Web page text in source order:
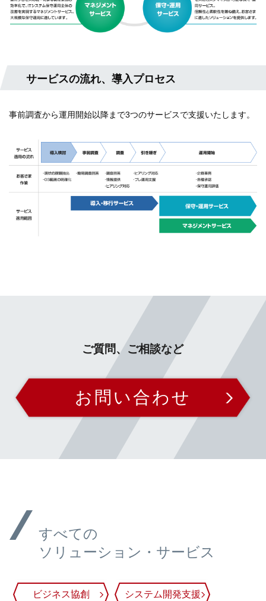
サービスの流れ、導入プロセス
事前調査から運用開始以降まで3つのサービスで支援いたします。
ご質問、ご相談など
お問い合わせ
すべての
ソリューション・サービス
ビジネス協創 システム開発支援